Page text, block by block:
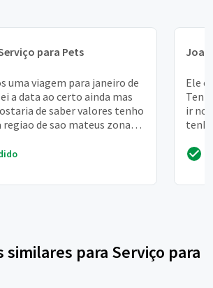
para Pets
uma viagem para janeiro de
a data ao certo ainda mas
de saber valores tenho
de sao mateus zona
Ele é
ir no
similares para Serviço para